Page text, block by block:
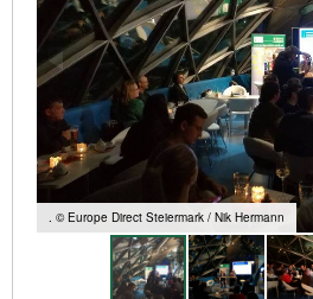
. © Europe Direct Steiermark / Nik Hermann